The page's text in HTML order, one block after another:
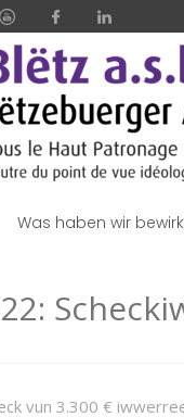
Was haben wir
vun 3.300 €